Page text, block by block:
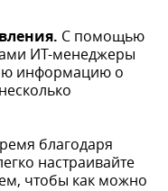
С помощью
ИТ-менеджеры
информацию о
благодаря
настраивайте
чтобы как можно